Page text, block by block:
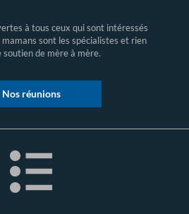
à tous ceux qui sont intéressés
sont les spécialistes et rien
soutien de mère à mère.
Nos réunions